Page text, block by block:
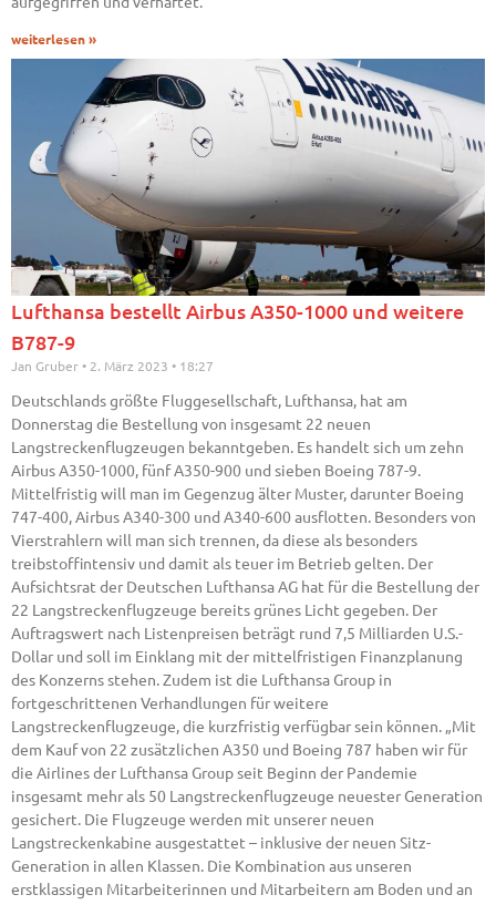
weiterlesen »
Lufthansa bestellt Airbus A350-1000 und weitere
B787-9
Jan Gruber 2. März 2023 18:27
Deutschlands größte Fluggesellschaft, Lufthansa, hat am
Donnerstag die Bestellung von insgesamt 22 neuen
Langstreckenflugzeugen bekanntgeben. Es handelt sich um zehn
Airbus A350-1000, fünf A350-900 und sieben Boeing 787-9.
Mittelfristig will man im Gegenzug älter Muster, darunter Boeing
747-400, Airbus A340-300 und A340-600 ausflotten. Besonders von
Vierstrahlern will man sich trennen, da diese als besonders
treibstoffintensiv und damit als teuer im Betrieb gelten. Der
Aufsichtsrat der Deutschen Lufthansa AG hat für die Bestellung der
22 Langstreckenflugzeuge bereits grünes Licht gegeben. Der
Auftragswert nach Listenpreisen beträgt rund 7,5 Milliarden U.S.-
Dollar und soll im Einklang mit der mittelfristigen Finanzplanung
des Konzerns stehen. Zudem ist die Lufthansa Group in
fortgeschrittenen Verhandlungen für weitere
Langstreckenflugzeuge, die kurzfristig verfügbar sein können. „Mit
dem Kauf von 22 zusätzlichen A350 und Boeing 787 haben wir für
die Airlines der Lufthansa Group seit Beginn der Pandemie
insgesamt mehr als 50 Langstreckenflugzeuge neuester Generation
gesichert. Die Flugzeuge werden mit unserer neuen
Langstreckenkabine ausgestattet – inklusive der neuen Sitz-
Generation in allen Klassen. Die Kombination aus unseren
erstklassigen Mitarbeiterinnen und Mitarbeitern am Boden und an